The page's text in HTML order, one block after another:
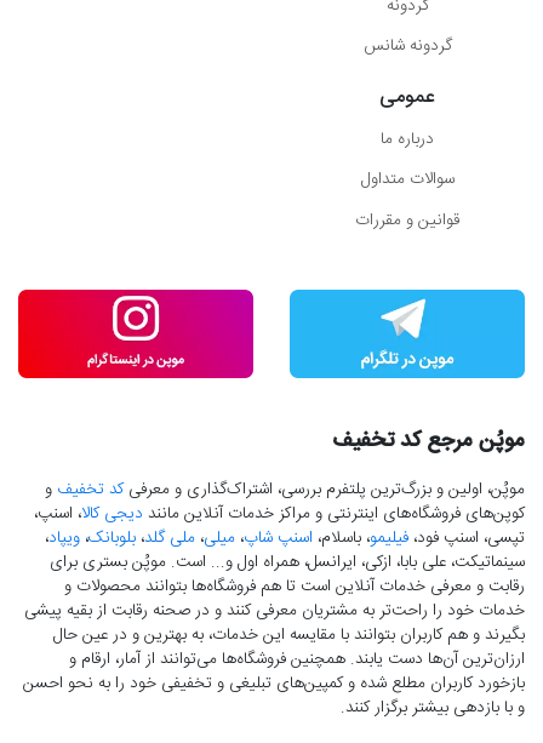
گردونه
گردونه شانس
عمومی
درباره ما
سوالات متداول
قوانین و مقررات
موپُن مرجع کد تخفیف
موپُن، اولین و بزرگ‌ترین پلتفرم بررسی، اشتراک‌گذاری و معرفیکد تخفیف و
کوپن‌های فروشگاه‌های اینترنتی و مراکز خدمات آنلاین مانند دیجی کالا، اسنپ،
تپسی، اسنپ فود، فیلیمو، باسلام، اسنپ شاپ، میلی، ملی گلد، بلوبانک، ویپاد،
سینماتیکت، علی بابا، ازکی، ایرانسل، همراه اول و... است. موپُن بستری برای
رقابت و معرفی خدمات آنلاین است تا هم فروشگاه‌ها بتوانند محصولات و
خدمات خود را راحت‌تر به مشتریان معرفی کنند و در صحنه رقابت از بقیه پیشی
بگیرند و هم کاربران بتوانند با مقایسه این خدمات، به بهترین و در عین حال
ارزان‌ترین آن‌ها دست‌ یابند. همچنین فروشگاه‌ها می‌توانند از آمار، ارقام و
بازخورد کاربران مطلع شده و کمپین‌های تبلیغی و تخفیفی خود را به نحو احسن
و با بازدهی بیشتر برگزار کنند.